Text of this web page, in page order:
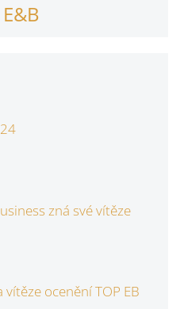
zná své vítěze
ocenění TOP EB